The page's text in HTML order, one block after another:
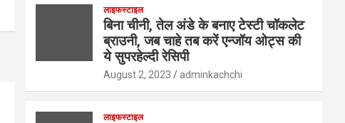
लाइफस्टाइल
बिना चीनी, तेल अंडे के बनाए टेस्टी चॉकलेट
ब्राउनी, जब चाहे तब करें एन्जॉय ओट्स की
ये सुपरहेल्दी रेसिपी
August 2, 2023 adminkachchi
लाइफस्टाइल